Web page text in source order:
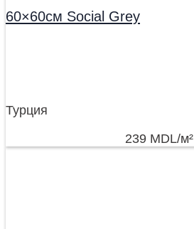
60×60см Social Grey
Турция
239 MDL/м²